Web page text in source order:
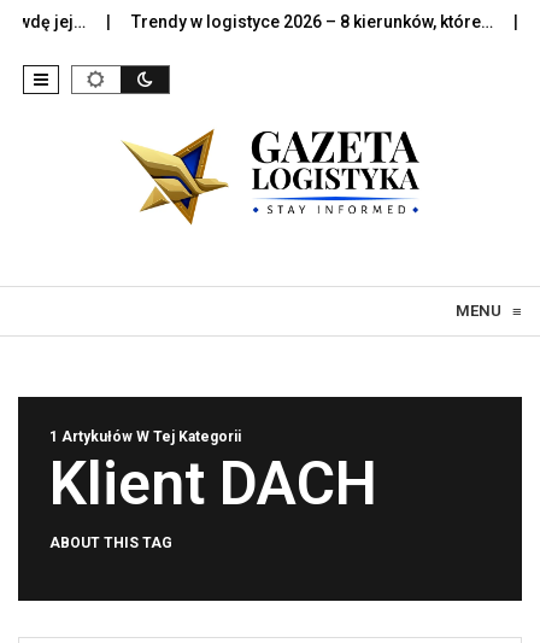
jej… Trendy w logistyce 2026 – 8 kierunków, które…
MENU ≡
1 Artykułów W Tej Kategorii
Klient DACH
ABOUT THIS TAG